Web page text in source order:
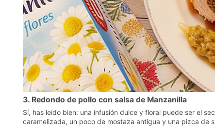
3. Redondo de pollo con salsa de Manzanilla
Sí, has leído bien: una infusión dulce y floral puede ser el
caramelizada, un poco de mostaza antigua y una pizca de